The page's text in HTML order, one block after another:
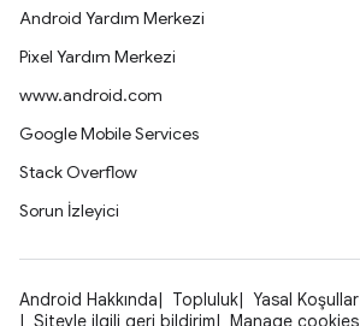
Android Yardım Merkezi
Pixel Yardım Merkezi
www.android.com
Google Mobile Services
Stack Overflow
Sorun İzleyici
Android Hakkında Topluluk Yasal Koşullar
Siteyle ilgili geri bildirim
Manage cookies